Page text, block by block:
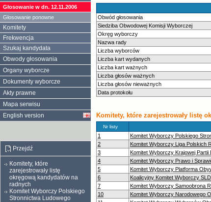
Obwód głosowania
Siedziba Obwodowej Komisji Wyborczej
Okręg wyborczy
Nazwa rady
Liczba wyborców
Liczba kart wydanych
Liczba kart ważnych
Liczba głosów ważnych
Liczba głosów nieważnych
Data protokołu
Komitety, które zarejestrowały listę
Nr listy
1 Komitet Wyborczy Polskiego
2
Komitet Wyborczy Liga Polskich
3
Komitet Wyborczy Krajowej Partii
4
Komitet Wyborczy Prawo i
5
Komitet Wyborczy Platforma
6
Koalicyjny Komitet Wyborczy
7
Komitet Wyborczy Samoobrona
10
Komitet Wyborczy Narodowego
Głosowanie w dn. 12.11.2006
Głosowanie ponowne
Komitety
Frekwencja
Szukaj kandydata
Obwody głosowania
Organy wyborcze
Dokumenty wyborcze
Akty prawne
Mapa serwisu
English version
Przejdź
Komitety, które
zarejestrowały listę
okręgową kandydatów na
radnych
Komitet Wyborczy Polskiego
Stronnictwa Ludowego